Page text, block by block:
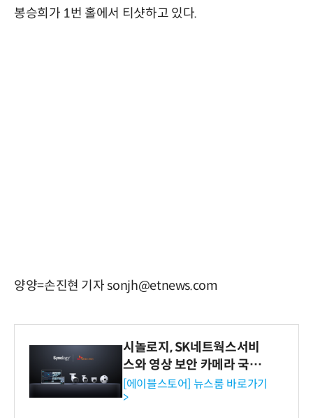
봉승희가 1번 홀에서 티샷하고 있다.
양양=손진현 기자 sonjh@etnews.com
시놀로지, SK네트웍스서비
스와 영상 보안 카메라 국내
독점 판매 파트너십 체결
[에이블스토어] 뉴스룸 바로가기
>